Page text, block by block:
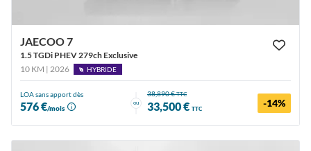
JAECOO 7
1.5 TGDi PHEV 279ch Exclusive
10 KM | 2026
HYBRIDE
LOA sans apport dès
576 €/mois
ou
38,890 €TTC
33,500 € TTC -14%